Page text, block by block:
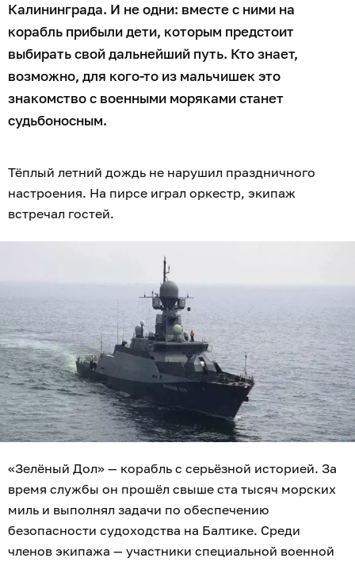
Калининграда. И не одни: вместе с ними на
корабль прибыли дети, которым предстоит
выбирать свой дальнейший путь. Кто знает,
возможно, для кого-то из мальчишек это
знакомство с военными моряками станет
судьбоносным.
Тёплый летний дождь не нарушил праздничного
настроения. На пирсе играл оркестр, экипаж
встречал гостей.
«Зелёный Дол» — корабль с серьёзной историей. За
время службы он прошёл свыше ста тысяч морских
миль и выполнял задачи по обеспечению
безопасности судоходства на Балтике. Среди
членов экипажа — участники специальной военной